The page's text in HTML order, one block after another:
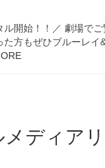
ル開始！！／ 劇場で
た方もぜひブルーレイ
ディア